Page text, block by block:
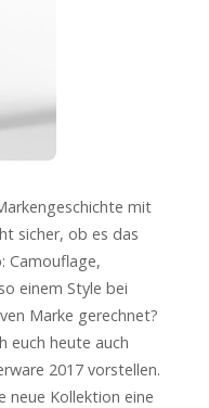
mit
sicher, ob es das
Camouflage,
einem Style bei
Marke gerechnet?
euch heute auch
2017 vorstellen.
neue Kollektion eine